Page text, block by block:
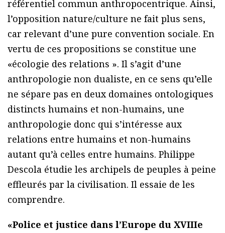
référentiel commun anthropocentrique. Ainsi,
l’opposition nature/culture ne fait plus sens,
car relevant d’une pure convention sociale. En
vertu de ces propositions se constitue une
«écologie des relations ». Il s’agit d’une
anthropologie non dualiste, en ce sens qu’elle
ne sépare pas en deux domaines ontologiques
distincts humains et non-humains, une
anthropologie donc qui s’intéresse aux
relations entre humains et non-humains
autant qu’à celles entre humains. Philippe
Descola étudie les archipels de peuples à peine
effleurés par la civilisation. Il essaie de les
comprendre.
«Police et justice dans l’Europe du XVIIIe